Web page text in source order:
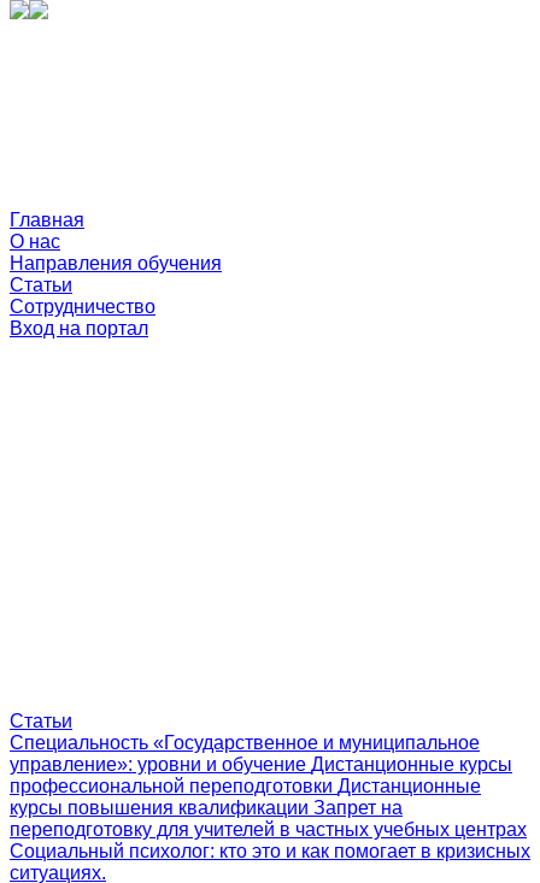
Главная
О нас
Направления обучения
Статьи
Сотрудничество
Вход на портал
Статьи
Специальность «Государственное и муниципальное
управление»: уровни и обучение Дистанционные курсы
профессиональной переподготовки Дистанционные
курсы повышения квалификации Запрет на
переподготовку для учителей в частных учебных центрах
Социальный психолог: кто это и как помогает в кризисных
ситуациях.